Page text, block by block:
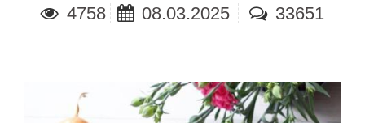
4758 08.03.2025 33651